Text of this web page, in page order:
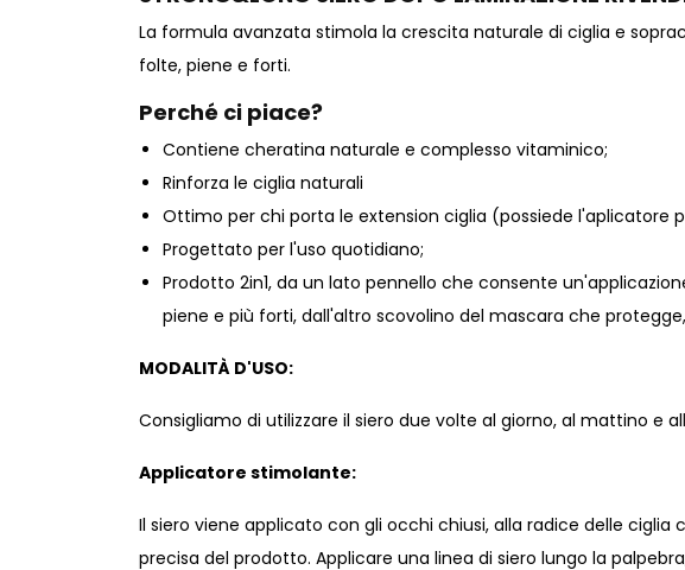
La formula avanzata stimola la crescita naturale di ciglia e
folte, piene e forti.
Perché ci piace?
Contiene cheratina naturale e complesso vitaminico;
Rinforza le ciglia naturali
Ottimo per chi porta le extension ciglia (possiede l'aplicatore
Progettato per l'uso quotidiano;
Prodotto 2in1, da un lato pennello che consente
piene e più forti, dall'altro scovolino del mascara che
MODALITÀ D'USO:
Consigliamo di utilizzare il siero due volte al giorno, al mattino e
Applicatore stimolante:
Il siero viene applicato con gli occhi chiusi, alla radice delle
precisa del prodotto. Applicare una linea di siero lungo la